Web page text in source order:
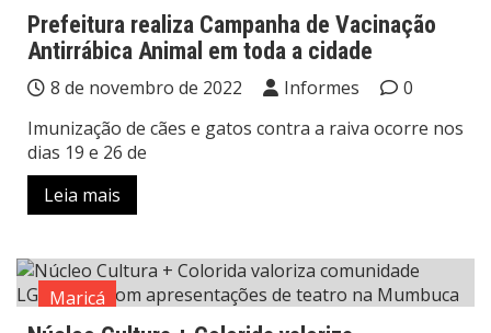
Prefeitura realiza Campanha de Vacinação
Antirrábica Animal em toda a cidade
8 de novembro de 2022 Informes
0
Imunização de cães e gatos contra a raiva ocorre nos
dias 19 e 26 de
Leia mais
Maricá